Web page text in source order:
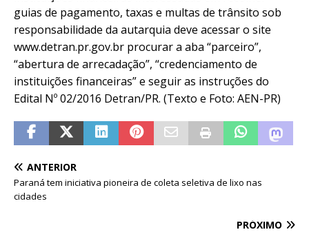
guias de pagamento, taxas e multas de trânsito sob
responsabilidade da autarquia deve acessar o site
www.detran.pr.gov.br procurar a aba “parceiro”,
“abertura de arrecadação”, “credenciamento de
instituições financeiras” e seguir as instruções do
Edital Nº 02/2016 Detran/PR. (Texto e Foto: AEN-PR)
ANTERIOR
Paraná tem iniciativa pioneira de coleta seletiva de lixo nas
cidades
PRÓXIMO